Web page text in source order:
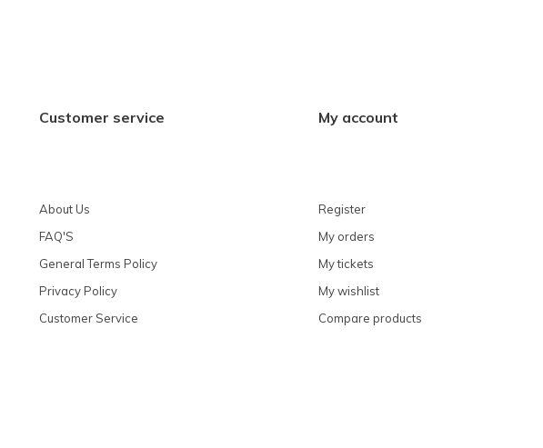
Customer service
About Us
FAQ'S
General Terms Policy
Privacy Policy
Customer Service
My account
Register
My orders
My tickets
My wishlist
Compare products